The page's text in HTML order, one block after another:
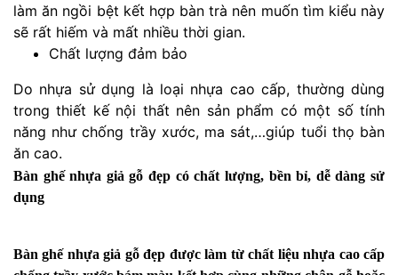
làm ăn ngồi bệt kết hợp bàn trà nên muốn tìm kiểu này
sẽ rất hiếm và mất nhiều thời gian.
Chất lượng đảm bảo
Do nhựa sử dụng là loại nhựa cao cấp, thường dùng
trong thiết kế nội thất nên sản phẩm có một số tính
năng như chống trầy xước, ma sát,…giúp tuổi thọ bàn
ăn cao.
Bàn ghế nhựa giả gỗ đẹp có chất lượng, bền bỉ, dễ dàng sử
dụng
Bàn ghế nhựa giả gỗ đẹp được làm từ chất liệu nhựa cao cấp